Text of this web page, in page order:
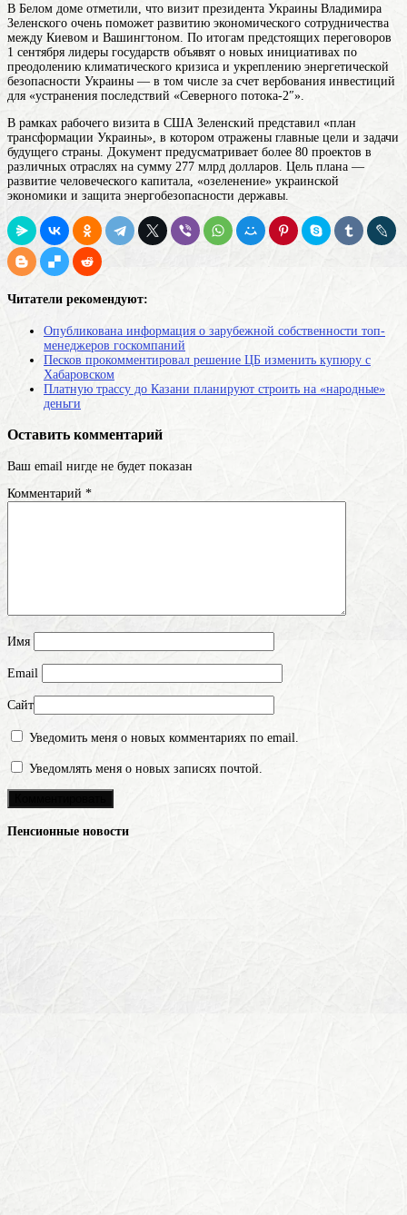
В Белом доме отметили, что визит президента Украины Владимира
Зеленского очень поможет развитию экономического сотрудничества
между Киевом и Вашингтоном. По итогам предстоящих переговоров
1 сентября лидеры государств объявят о новых инициативах по
преодолению климатического кризиса и укреплению энергетической
безопасности Украины — в том числе за счет вербования инвестиций
для «устранения последствий «Северного потока-2″».
В рамках рабочего визита в США Зеленский представил «план
трансформации Украины», в котором отражены главные цели и задачи
будущего страны. Документ предусматривает более 80 проектов в
различных отраслях на сумму 277 млрд долларов. Цель плана —
развитие человеческого капитала, «озеленение» украинской
экономики и защита энергобезопасности державы.
Читатели рекомендуют:
Опубликована информация о зарубежной собственности топ-
менеджеров госкомпаний
Песков прокомментировал решение ЦБ изменить купюру с
Хабаровском
Платную трассу до Казани планируют строить на «народные»
деньги
Оставить комментарий
Ваш email нигде не будет показан
Комментарий *
Имя
Email
Сайт
Уведомить меня о новых комментариях по email.
Уведомлять меня о новых записях почтой.
Пенсионные новости